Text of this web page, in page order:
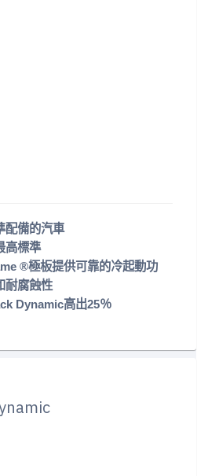
配備的汽車
高標準
®極板提供可靠的冷起動功
耐腐蝕性
Dynamic高出25％